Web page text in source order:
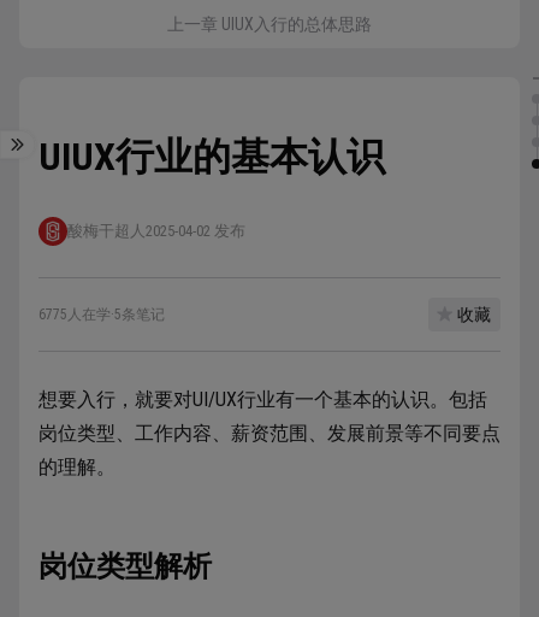
上一章 UIUX入行的总体思路
UIUX行业的基本认识
酸梅干超人 2025-04-02 发布
6775人在学·5条笔记 收藏
想要入行，就要对UI/UX行业有一个基本的认识。包括
岗位类型、工作内容、薪资范围、发展前景等不同要点
的理解。
岗位类型解析